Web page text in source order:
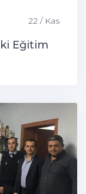
22 / Kas
Eğitim